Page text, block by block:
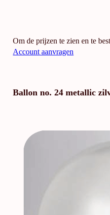
Om de prijzen te zien en te
Account aanvragen
Ballon no. 24 metallic